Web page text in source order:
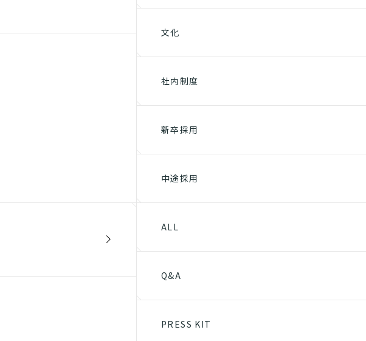
文化
社内制度
新卒採用
中途採用
ALL
Q&A
PRESS KIT